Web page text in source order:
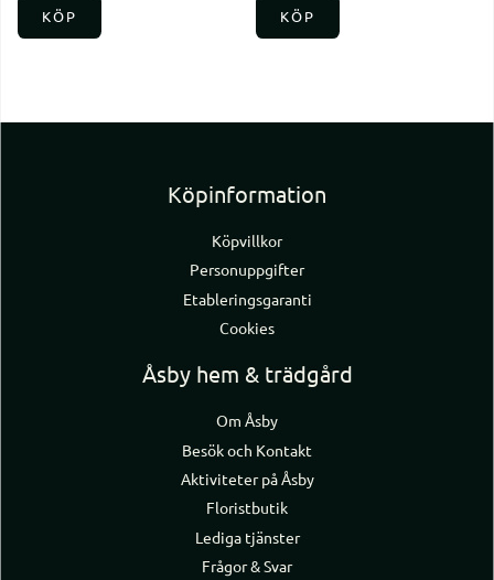
KÖP KÖP
Köpinformation
Köpvillkor
Personuppgifter
Etableringsgaranti
Cookies
Åsby hem & trädgård
Om Åsby
Besök och Kontakt
Aktiviteter på Åsby
Floristbutik
Lediga tjänster
Frågor & Svar